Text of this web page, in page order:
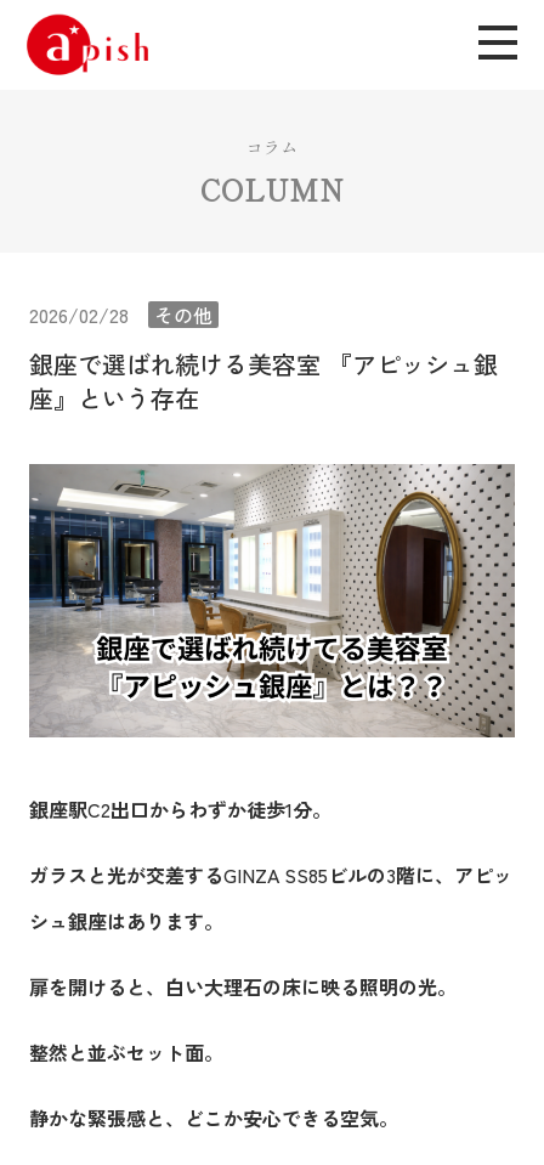
コラム
COLUMN
2026/02/28 その他
銀座で選ばれ続ける美容室 『アピッシュ銀
座』という存在
銀座駅C2出口からわずか徒歩1分。
ガラスと光が交差するGINZA SS85 ビルの3階に、アピッ
シュ銀座はあります。
扉を開けると、白い大理石の床に映る照明の光。
整然と並ぶセット面。
静かな緊張感と、どこか安心できる空気。